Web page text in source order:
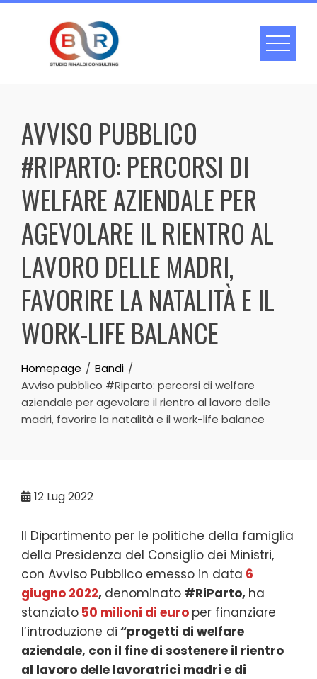
Skip
AVVISO PUBBLICO
#RIPARTO: PERCORSI DI
WELFARE AZIENDALE PER
AGEVOLARE IL RIENTRO AL
LAVORO DELLE MADRI,
FAVORIRE LA NATALITÀ E IL
WORK-LIFE BALANCE
Homepage
Bandi
Avviso pubblico #Riparto: percorsi di welfare
aziendale per agevolare il rientro al lavoro delle
madri, favorire la natalità e il work-life balance
12 Lug 2022
Il Dipartimento per le politiche della famiglia
della Presidenza del Consiglio dei Ministri,
con Avviso Pubblico emesso in data 6
giugno 2022, denominato #RiParto, ha
stanziato 50 milioni di euro per finanziare
l’introduzione di “progetti di welfare
aziendale, con il fine di sostenere il rientro
al lavoro delle lavoratrici madri e di